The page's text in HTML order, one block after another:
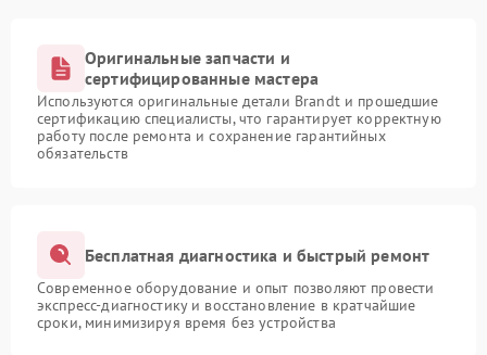
Оригинальные запчасти и
сертифицированные мастера
Используются оригинальные детали Brandt и прошедшие
сертификацию специалисты, что гарантирует корректную
работу после ремонта и сохранение гарантийных
обязательств
Бесплатная диагностика и быстрый ремонт
Современное оборудование и опыт позволяют провести
экспресс-диагностику и восстановление в кратчайшие
сроки, минимизируя время без устройства